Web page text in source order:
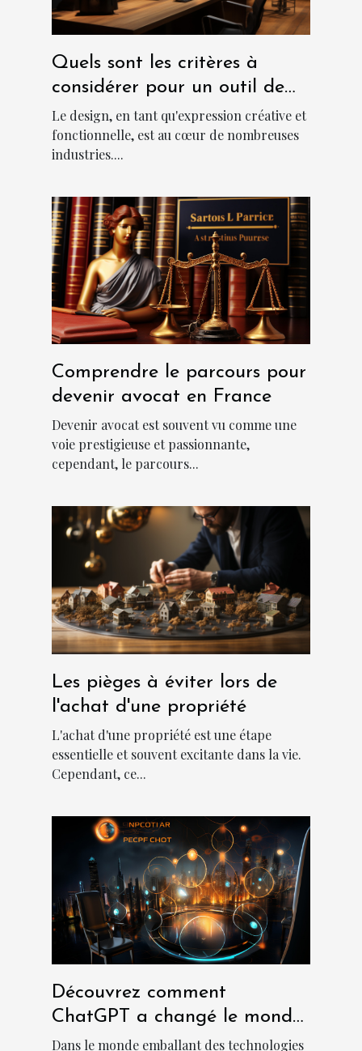
Quels sont les critères à
considérer pour un outil de
design abordable et
performant?
Le design, en tant qu'expression créative et
fonctionnelle, est au cœur de nombreuses
industries....
Comprendre le parcours pour
devenir avocat en France
Devenir avocat est souvent vu comme une
voie prestigieuse et passionnante,
cependant, le parcours...
Les pièges à éviter lors de
l'achat d'une propriété
L'achat d'une propriété est une étape
essentielle et souvent excitante dans la vie.
Cependant, ce...
Découvrez comment
ChatGPT a changé le monde
des chatbots
Dans le monde emballant des technologies